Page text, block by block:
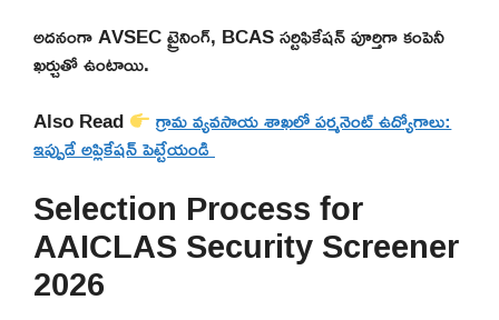
అదనంగా AVSEC ట్రైనింగ్, BCAS సర్టిఫికేషన్ పూర్తిగా కంపెనీ
ఖర్చుతో ఉంటాయి.
Also Read
గ్రామ వ్యవసాయ శాఖలో పర్మనెంట్ ఉద్యోగాలు:
ఇప్పుడే అప్లికేషన్ పెట్టేయండి
Selection Process for
AAICLAS Security Screener
2026